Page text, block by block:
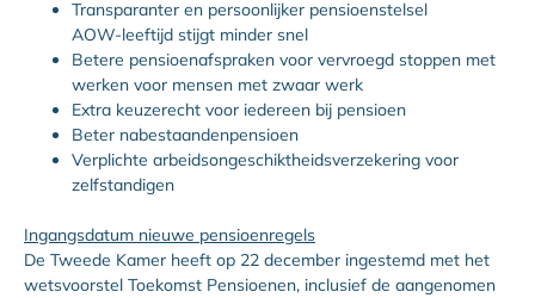
Transparanter en persoonlijker pensioenstelsel
AOW-leeftijd stijgt minder snel
Betere pensioenafspraken voor vervroegd stoppen met
werken voor mensen met zwaar werk
Extra keuzerecht voor iedereen bij pensioen
Beter nabestaandenpensioen
Verplichte arbeidsongeschiktheidsverzekering voor
zelfstandigen
Ingangsdatum nieuwe pensioenregels
De Tweede Kamer heeft op 22 december ingestemd met het
wetsvoorstel Toekomst Pensioenen, inclusief de aangenomen